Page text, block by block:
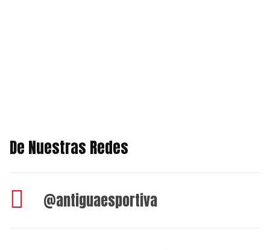
De Nuestras Redes
@antiguaesportiva